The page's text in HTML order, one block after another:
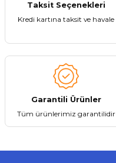
Taksit Seçenekleri
Kredi kartına taksit ve havale
Garantili Ürünler
Tüm ürünlerimiz garantilidir